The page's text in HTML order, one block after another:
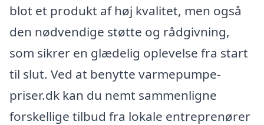
blot et produkt af høj kvalitet, men også
den nødvendige støtte og rådgivning,
som sikrer en glædelig oplevelse fra start
til slut. Ved at benytte varmepumpe-
priser.dk kan du nemt sammenligne
forskellige tilbud fra lokale entreprenører